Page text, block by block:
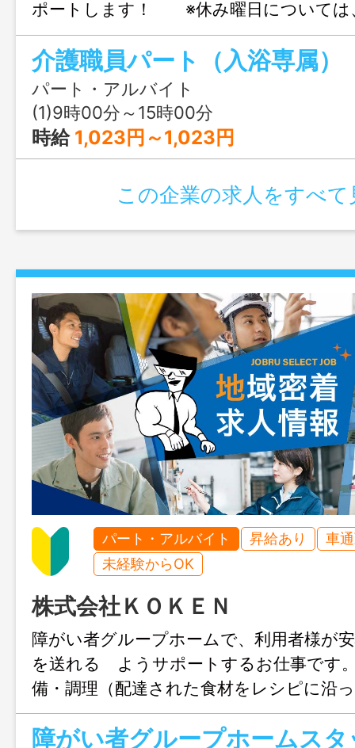
ポートします！ ※休み曜日については
談ください。 ※「まずは見学から」とい
迎！ ご連絡お待ちしております！！
パート・アルバイト
(1)9時00分～15時00分
時給 1,023円～1,023円
この企業の求人をすべて
パート・アルバイト 昇給あり
車
未経験からOK
株式会社ＫＯＫＥＮ
障がい者グループホームで、利用者様が
を送れる ようサポートするお仕事で
備・調理（配達された食材をレシピに沿
用部の清掃（掃除機掛け、拭き掃除など
の見守り、声掛け、日常生活の支援 ・業